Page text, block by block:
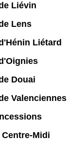
Liévin
Lens
Liétard
Douai
Valenciennes
Midi